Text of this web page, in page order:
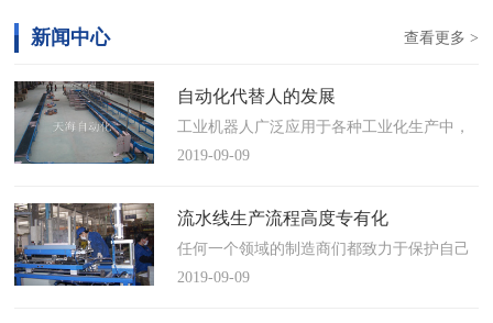
查看更多 >
新闻中心
自动化代替人的发展
工业机器人广泛应用于各种工业化生产中，
慢慢取代工人，做着高强度、重复性、有职
人联合会(IFR)预测，2014年中国将成为全球
最大的工业机器人市场，将占全球总销量
17%。业内把2014年称为“中国工业机器人元
2019-09-09
流水线生产流程高度专有化
任何一个领域的制造商们都致力于保护自己
的自动化流水线生产流程不被外人知晓，即
2019-09-09